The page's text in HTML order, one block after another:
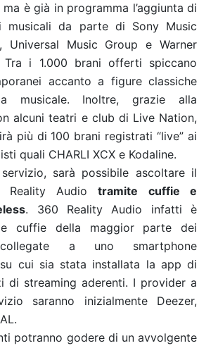
ma è già in programma l’aggiunta di
musicali da parte di Sony Music
Universal Music Group e Warner
Tra i 1.000 brani offerti spiccano
accanto a figure classiche
musicale. Inoltre, grazie alla
alcuni teatri e club di Live Nation,
più di 100 brani registrati “live” ai
quali CHARLI XCX e Kodaline.
sarà possibile ascoltare il
Reality Audiotramite cuffie e
. 360 Reality Audio infatti è
cuffie della maggior parte dei
a uno smartphone
cui sia stata installata la app di
di streaming aderenti. I provider a
saranno inizialmente Deezer,
potranno godere di un avvolgente